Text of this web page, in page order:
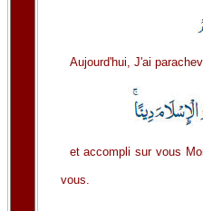
Aujourd'hui, J'ai
et accompli sur vous
vous.